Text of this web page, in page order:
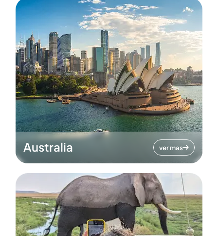
Australia ver mas